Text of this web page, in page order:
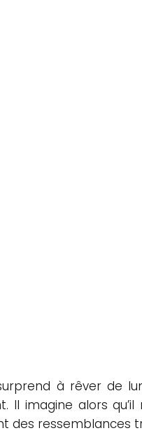
à rêver de
Il imagine alors
des ressemblances